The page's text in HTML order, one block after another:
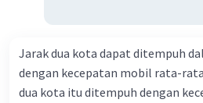
Jarak dua kota dapat ditempuh
dengan kecepatan mobil rata-
dua kota itu ditempuh dengan